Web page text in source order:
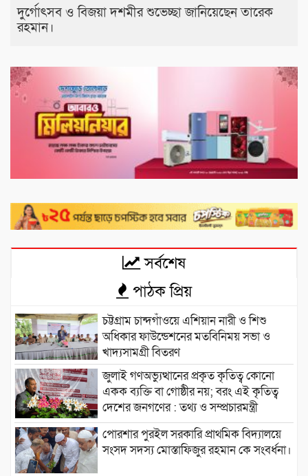
দুর্গোৎসব ও বিজয়া দশমীর শুভেচ্ছা জানিয়েছেন তারেক
রহমান।
সর্বশেষ
পাঠক প্রিয়
চট্টগ্রাম চান্দগাঁওয়ে এশিয়ান নারী ও শিশু
অধিকার ফাউন্ডেশনের মতবিনিময় সভা ও
খাদ্যসামগ্রী বিতরণ
জুলাই গণঅভ্যুত্থানের প্রকৃত কৃতিত্ব কোনো
একক ব্যক্তি বা গোষ্ঠীর নয়; বরং এই কৃতিত্ব
দেশের জনগণের : তথ্য ও সম্প্রচারমন্ত্রী
পোরশার পুরইল সরকারি প্রাথমিক বিদ্যালয়ে
সংসদ সদস্য মোস্তাফিজুর রহমান কে সংবর্ধনা।